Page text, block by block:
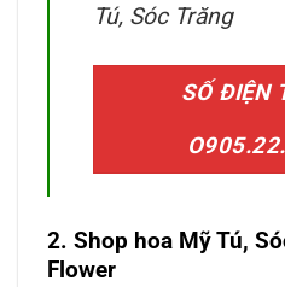
Tú, Sóc Trăng
SỐ ĐIỆN
2. Shop hoa Mỹ Tú,
Flower